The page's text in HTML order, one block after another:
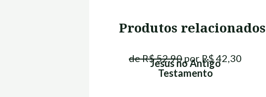
Produtos relacionados
de R$ 52,90 por R$ 42,30
Jesus no Antigo
Testamento